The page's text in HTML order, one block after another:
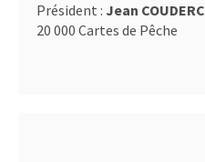
Président : Jean COUDERC
20 000 Cartes de Pêche